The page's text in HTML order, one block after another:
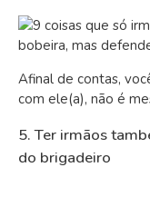
Afinal de contas,
com ele(a), não é
5. Ter irmãos
do brigadeiro